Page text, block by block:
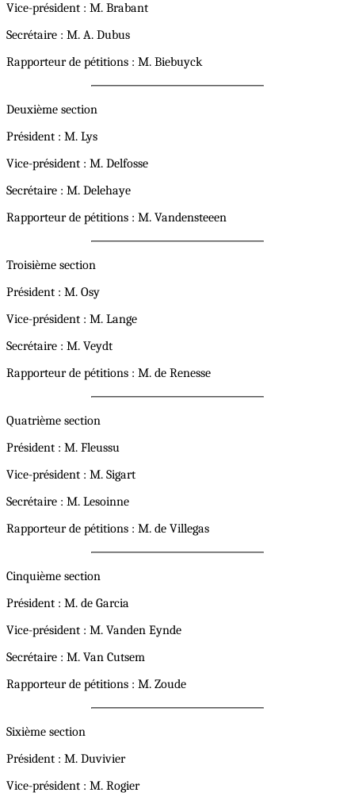
Vice-président : M. Brabant
Secrétaire : M. A. Dubus
Rapporteur de pétitions : M. Biebuyck
Deuxième section
Président : M. Lys
Vice-président : M. Delfosse
Secrétaire : M. Delehaye
Rapporteur de pétitions : M. Vandensteeen
Troisième section
Président : M. Osy
Vice-président : M. Lange
Secrétaire : M. Veydt
Rapporteur de pétitions : M. de Renesse
Quatrième section
Président : M. Fleussu
Vice-président : M. Sigart
Secrétaire : M. Lesoinne
Rapporteur de pétitions : M. de Villegas
Cinquième section
Président : M. de Garcia
Vice-président : M. Vanden Eynde
Secrétaire : M. Van Cutsem
Rapporteur de pétitions : M. Zoude
Sixième section
Président : M. Duvivier
Vice-président : M. Rogier